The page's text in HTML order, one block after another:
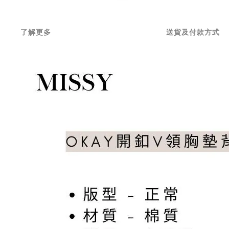
了解更多 送貨及付款方式